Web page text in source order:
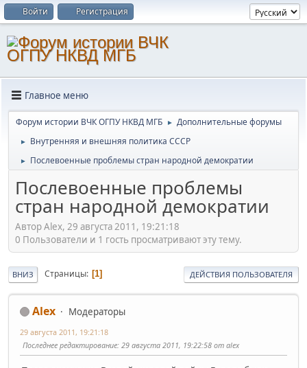
Войти Регистрация
Главное меню
Форум истории ВЧК ОГПУ НКВД МГБ ► Дополнительные форумы
► Внутренняя и внешняя политика СССР
► Послевоенные проблемы стран народной демократии
Послевоенные проблемы
стран народной демократии
Автор Alex, 29 августа 2011, 19:21:18
0 Пользователи и 1 гость просматривают эту тему.
ВНИЗ Страницы 1 ДЕЙСТВИЯ ПОЛЬЗОВАТЕЛЯ
Alex Модераторы
29 августа 2011, 19:21:18
Последнее редактирование: 29 августа 2011, 19:22:58 от alex